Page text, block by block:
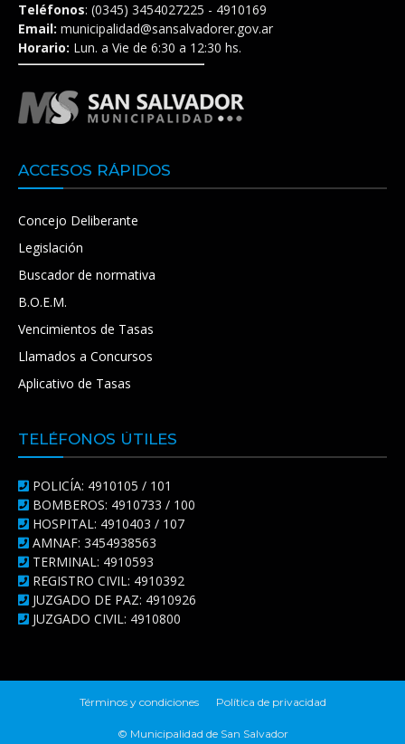
Teléfonos: (0345) 3454027225 - 4910169
Email: municipalidad@sansalvadorer.gov.ar
Horario: Lun. a Vie de 6:30 a 12:30 hs.
ACCESOS RÁPIDOS
Concejo Deliberante
Legislación
Buscador de normativa
B.O.E.M.
Vencimientos de Tasas
Llamados a Concursos
Aplicativo de Tasas
TELÉFONOS ÚTILES
POLICÍA: 4910105 / 101
BOMBEROS: 4910733 / 100
HOSPITAL: 4910403 / 107
AMNAF: 3454938563
TERMINAL: 4910593
REGISTRO CIVIL: 4910392
JUZGADO DE PAZ: 4910926
JUZGADO CIVIL: 4910800
Términos y condiciones Política de privacidad
© Municipalidad de San Salvador